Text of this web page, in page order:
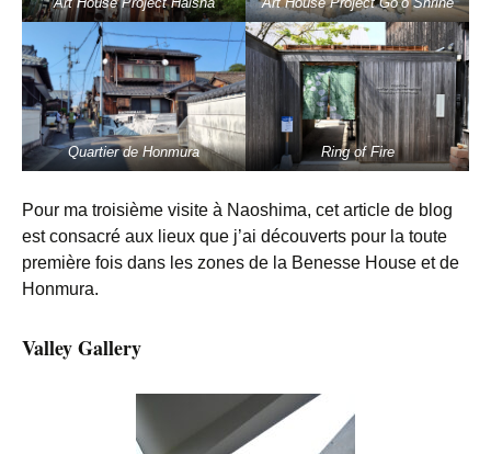
Quartier de Honmura Ring of Fire
Pour ma troisième visite à Naoshima, cet article de blog
est consacré aux lieux que j’ai découverts pour la toute
première fois dans les zones de la Benesse House et de
Honmura.
Valley Gallery